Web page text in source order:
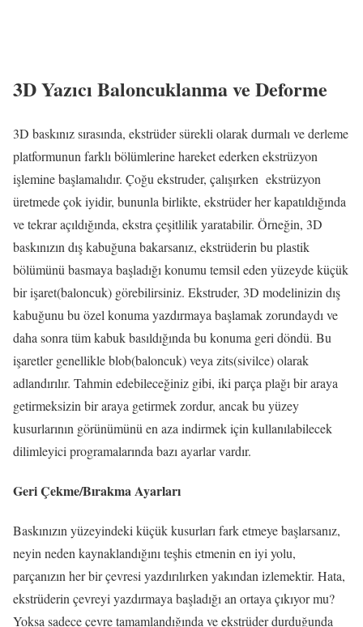
3D Yazıcı Baloncuklanma ve Deforme
3D baskınız sırasında, ekstrüder sürekli olarak durmalı ve derleme
platformunun farklı bölümlerine hareket ederken ekstrüzyon
işlemine başlamalıdır. Çoğu ekstruder, çalışırken ekstrüzyon
üretmede çok iyidir, bununla birlikte, ekstrüder her kapatıldığında
ve tekrar açıldığında, ekstra çeşitlilik yaratabilir. Örneğin, 3D
baskınızın dış kabuğuna bakarsanız, ekstrüderin bu plastik
bölümünü basmaya başladığı konumu temsil eden yüzeyde küçük
bir işaret(baloncuk) görebilirsiniz. Ekstruder, 3D modelinizin dış
kabuğunu bu özel konuma yazdırmaya başlamak zorundaydı ve
daha sonra tüm kabuk basıldığında bu konuma geri döndü. Bu
işaretler genellikle blob(baloncuk) veya zits(sivilce) olarak
adlandırılır. Tahmin edebileceğiniz gibi, iki parça plağı bir araya
getirmeksizin bir araya getirmek zordur, ancak bu yüzey
kusurlarının görünümünü en aza indirmek için kullanılabilecek
dilimleyici programalarında bazı ayarlar vardır.
Geri Çekme/Bırakma Ayarları
Baskınızın yüzeyindeki küçük kusurları fark etmeye başlarsanız,
neyin neden kaynaklandığını teşhis etmenin en iyi yolu,
parçanızın her bir çevresi yazdırılırken yakından izlemektir. Hata,
ekstrüderin çevreyi yazdırmaya başladığı an ortaya çıkıyor mu?
Yoksa sadece çevre tamamlandığında ve ekstrüder durduğunda